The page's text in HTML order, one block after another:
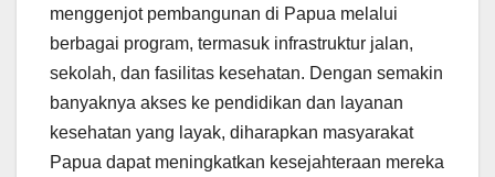
menggenjot pembangunan di Papua melalui
berbagai program, termasuk infrastruktur jalan,
sekolah, dan fasilitas kesehatan. Dengan semakin
banyaknya akses ke pendidikan dan layanan
kesehatan yang layak, diharapkan masyarakat
Papua dapat meningkatkan kesejahteraan mereka